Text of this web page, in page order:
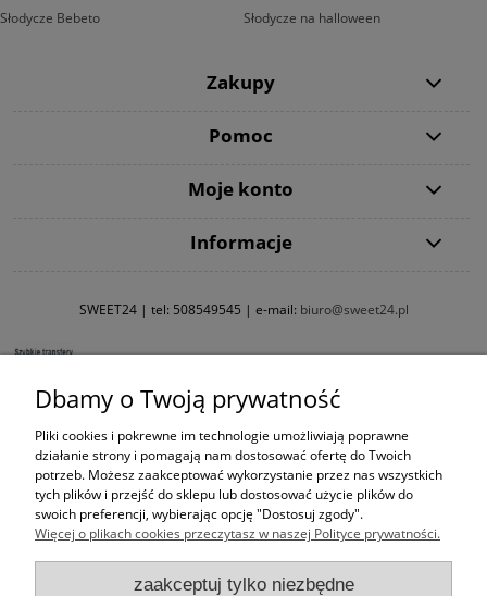
Słodycze Bebeto
Słodycze na halloween
Zakupy
Pomoc
Moje konto
Informacje
SWEET24 | tel: 508549545 | e-mail: biuro@sweet24.pl
Dbamy o Twoją prywatność
Pliki cookies i pokrewne im technologie umożliwiają poprawne
działanie strony i pomagają nam dostosować ofertę do Twoich
potrzeb. Możesz zaakceptować wykorzystanie przez nas wszystkich
tych plików i przejść do sklepu lub dostosować użycie plików do
swoich preferencji, wybierając opcję "Dostosuj zgody".
Więcej o plikach cookies przeczytasz w naszej Polityce prywatności.
zaakceptuj tylko niezbędne